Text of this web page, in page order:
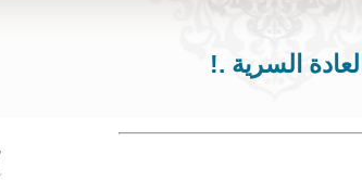
العادة السرية .!